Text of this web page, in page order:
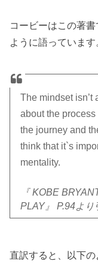
コービーはこの著
ように語っています
The mindset isn’t
about the process
the journey and
think that it`s
mentality.
『 KOBE
PLAY』 P.94より
直訳すると、以下の